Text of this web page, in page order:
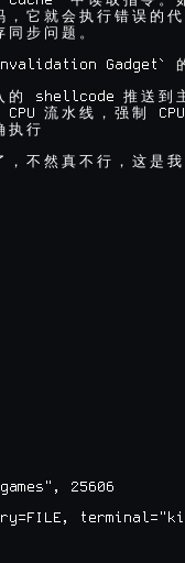
， 它 就 会 执 行 错 误 的 代
同 步 问 题 。
Gadget`
的 shellcode 推 送 到
CPU 流 水 线 ， 强 制
执 行
， 不 然 真 不 行 ， 这 是 我
25606